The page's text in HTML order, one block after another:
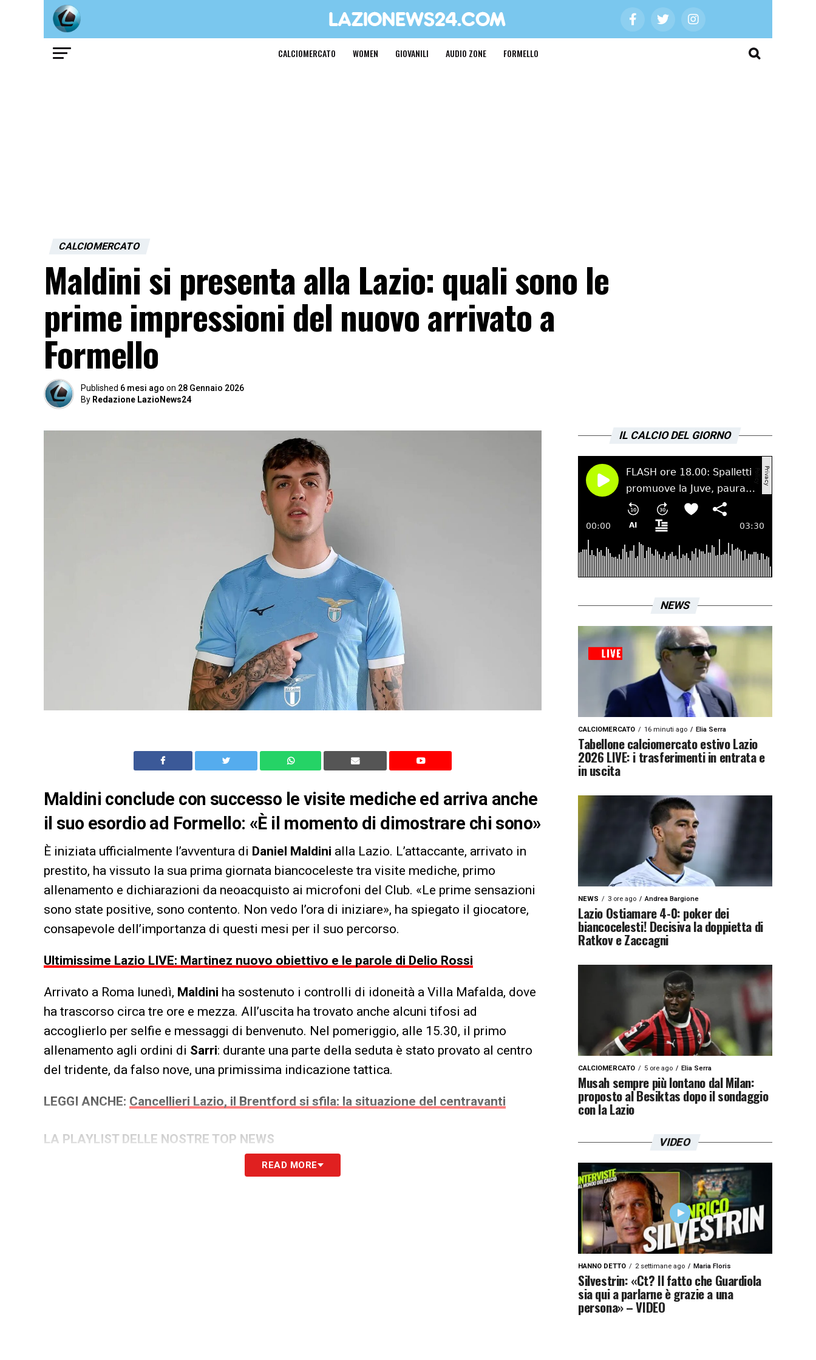
CALCIOMERCATO WOMEN GIOVANILI AUDIO ZONE FORMELLO
CALCIOMERCATO
Maldini si presenta alla Lazio: quali sono le
prime impressioni del nuovo arrivato a
Formello
Published 6 mesi ago on 28 Gennaio 2026
By Redazione LazioNews24
Maldini conclude con successo le visite mediche ed arriva anche
il suo esordio ad Formello: «È il momento di dimostrare chi sono»
È iniziata ufficialmente l’avventura di Daniel Maldini alla Lazio. L’attaccante, arrivato in
prestito, ha vissuto la sua prima giornata biancoceleste tra visite mediche, primo
allenamento e dichiarazioni da neoacquisto ai microfoni del Club. «Le prime sensazioni
sono state positive, sono contento. Non vedo l’ora di iniziare», ha spiegato il giocatore,
consapevole dell’importanza di questi mesi per il suo percorso.
Ultimissime Lazio LIVE: Martinez nuovo obiettivo e le parole di Delio Rossi
Arrivato a Roma lunedì, Maldini ha sostenuto i controlli di idoneità a Villa Mafalda, dove
ha trascorso circa tre ore e mezza. All’uscita ha trovato anche alcuni tifosi ad
accoglierlo per selfie e messaggi di benvenuto. Nel pomeriggio, alle 15.30, il primo
allenamento agli ordini di Sarri: durante una parte della seduta è stato provato al centro
del tridente, da falso nove, una primissima indicazione tattica.
LEGGI ANCHE: Cancellieri Lazio, il Brentford si sfila: la situazione del centravanti
LA PLAYLIST DELLE NOSTRE TOP NEWS
READ MORE
IL CALCIO DEL GIORNO
NEWS
CALCIOMERCATO 16 minuti ago Elia Serra
Tabellone calciomercato estivo Lazio
2026 LIVE: i trasferimenti in entrata e
in uscita
NEWS 3 ore ago Andrea Bargione
Lazio Ostiamare 4-0: poker dei
biancocelesti! Decisiva la doppietta di
Ratkov e Zaccagni
CALCIOMERCATO 5 ore ago Elia Serra
Musah sempre più lontano dal Milan:
proposto al Besiktas dopo il sondaggio
con la Lazio
VIDEO
HANNO DETTO 2 settimane ago Maria Floris
Silvestrin: «Ct? Il fatto che Guardiola
sia qui a parlarne è grazie a una
persona» – VIDEO